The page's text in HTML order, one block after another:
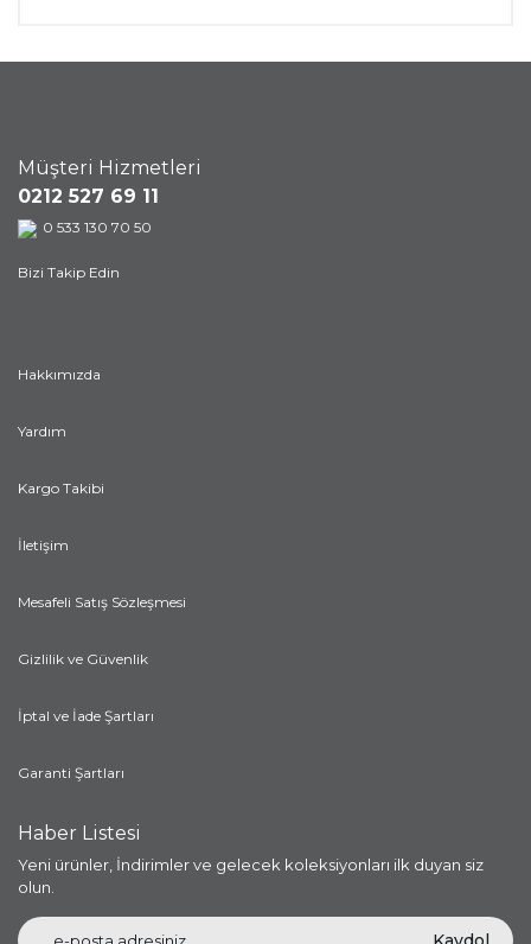
Müşteri Hizmetleri
0212 527 69 11
0 533 130 70 50
Bizi Takip Edin
Hakkımızda
Yardım
Kargo Takibi
İletişim
Mesafeli Satış Sözleşmesi
Gizlilik ve Güvenlik
İptal ve İade Şartları
Garanti Şartları
Haber Listesi
Yeni ürünler, İndirimler ve gelecek koleksiyonları ilk duyan siz
olun.